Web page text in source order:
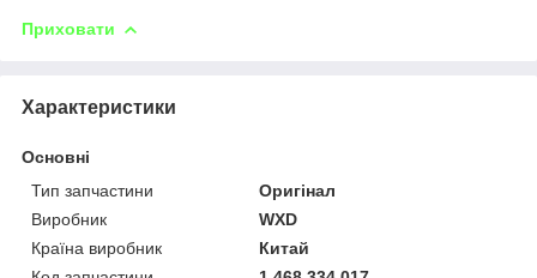
Приховати
Характеристики
Основні
Тип запчастини
Оригінал
Виробник
WXD
Країна виробник
Китай